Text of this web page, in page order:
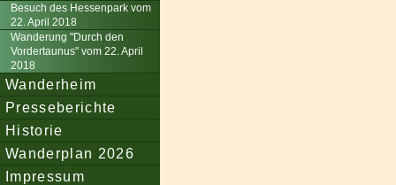
Besuch des Hessenpark vom
22. April 2018
Wanderung "Durch den
Vordertaunus" vom 22. April
2018
Wanderheim
Presseberichte
Historie
Wanderplan 2026
Impressum